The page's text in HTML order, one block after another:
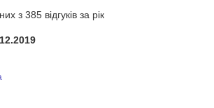
з 385 відгуків за рік